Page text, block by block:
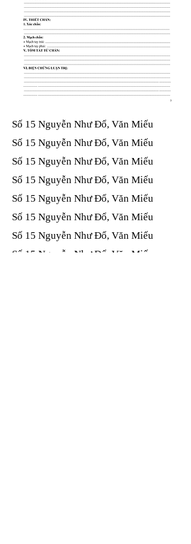
Số 15 Nguyễn Như Đổ, Văn Miếu​​​​
Số 15 Nguyễn Như Đổ, Văn Miếu​​​​
Số 15 Nguyễn Như Đổ, Văn Miếu​​​​
Số 15 Nguyễn Như Đổ, Văn Miếu​​​​
Số 15 Nguyễn Như Đổ, Văn Miếu​​​​
Số 15 Nguyễn Như Đổ, Văn Miếu​​​​
Số 15 Nguyễn Như Đổ, Văn Miếu​​​​
Số 15 Nguyễn Như Đổ, Văn Miếu​​​​